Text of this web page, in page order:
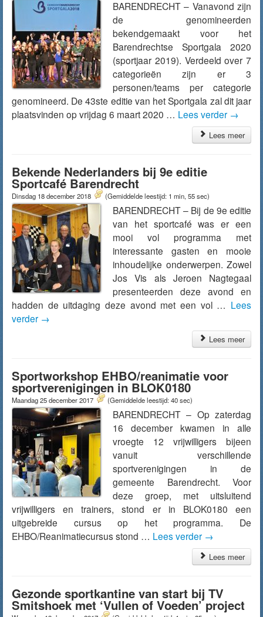
BARENDRECHT – Vanavond zijn
de genomineerden
bekendgemaakt voor het
Barendrechtse Sportgala 2020
(sportjaar 2019). Verdeeld over 7
categorieën zijn er 3
personen/teams per categorie
genomineerd. De 43ste editie van het Sportgala zal dit jaar
plaatsvinden op vrijdag 6 maart 2020 … Lees verder →
Lees meer
Bekende Nederlanders bij 9e editie
Sportcafé Barendrecht
Dinsdag 18 december 2018 (Gemiddelde leestijd: 1 min, 55 sec)
BARENDRECHT – Bij de 9e editie
van het sportcafé was er een
mooi vol programma met
interessante gasten en mooie
inhoudelijke onderwerpen. Zowel
Jos Vis als Jeroen Nagtegaal
presenteerden deze avond en
hadden de uitdaging deze avond met een vol … Lees
verder →
Lees meer
Sportworkshop EHBO/reanimatie voor
sportverenigingen in BLOK0180
Maandag 25 december 2017 (Gemiddelde leestijd: 40 sec)
BARENDRECHT – Op zaterdag
16 december kwamen in alle
vroegte 12 vrijwilligers bijeen
vanuit verschillende
sportverenigingen in de
gemeente Barendrecht. Voor
deze groep, met uitsluitend
vrijwilligers en trainers, stond er in BLOK0180 een
uitgebreide cursus op het programma. De
EHBO/Reanimatiecursus stond … Lees verder →
Lees meer
Gezonde sportkantine van start bij TV
Smitshoek met ‘Vullen of Voeden’ project